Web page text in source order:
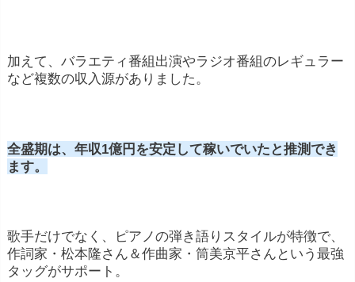
加えて、バラエティ番組出演やラジオ番組のレギュラー
など複数の収入源がありました。
全盛期は、年収1億円を安定して稼いでいたと推測でき
ます。
歌手だけでなく、ピアノの弾き語りスタイルが特徴で、
作詞家・松本隆さん＆作曲家・筒美京平さんという最強
タッグがサポート。